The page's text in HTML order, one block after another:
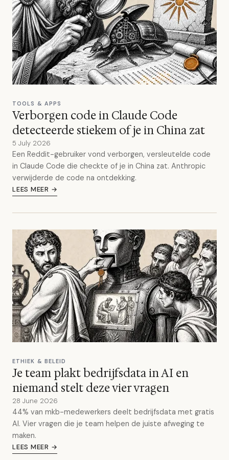
TOOLS & APPS
Verborgen code in Claude Code
detecteerde stiekem of je in China zat
5 July 2026
Een Reddit-gebruiker vond verborgen, versleutelde code
in Claude Code die checkte of je in China zat. Anthropic
verwijderde de code na ontdekking.
LEES MEER →
ETHIEK & BELEID
Je team plakt bedrijfsdata in AI en
niemand stelt deze vier vragen
28 June 2026
44% van mkb-medewerkers deelt bedrijfsdata met gratis
AI. Vier vragen die je team helpen de juiste afweging te
maken.
LEES MEER →